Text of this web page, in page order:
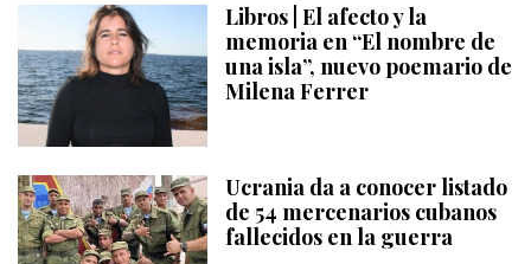
Libros | El afecto y la
memoria en “El nombre de
una isla”, nuevo poemario de
Milena Ferrer
Ucrania da a conocer listado
de 54 mercenarios cubanos
fallecidos en la guerra